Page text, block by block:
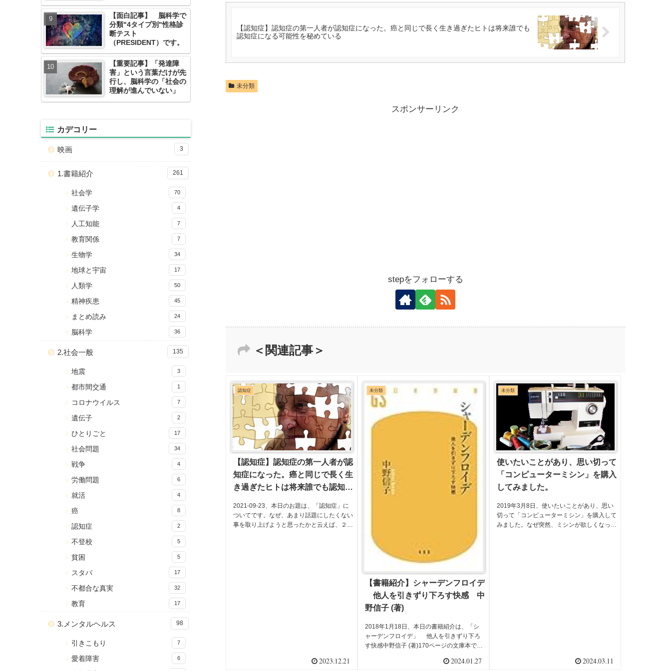
【認知症】認知症の第一人者が認知症になった。癌と同じで長く生き過ぎたヒトは将来誰でも
認知症になる可能性を秘めている
未分類
スポンサーリンク
stepをフォローする
＜関連記事＞
認知症
【認知症】認知症の第一人者が認
知症になった。癌と同じで長く生
き過ぎたヒトは将来誰でも認知症
2021-09-23、本日のお題は、「認知症」に
ついてです。なぜ、あまり話題にしたくない
事を取り上げようと思ったかと云えば、２人
2023.12.21
未分類
【書籍紹介】シャーデンフロイデ
他人を引きずり下ろす快感 中
野信子 (著)
2018年1月18日、本日の書籍紹介は、「シ
ャーデンフロイデ」 他人を引きずり下ろ
す快感中野信子 (著)170ページの文庫本です
文章は、とても読みやすく、読んでいて、立
2024.01.27
未分類
使いたいことがあり、思い切って
「コンピューターミシン」を購入
してみました。
2019年3月8日、使いたいことがあり、思い
切って「コンピューターミシン」を購入して
みました。なぜ突然、ミシンが欲しくなった
2024.03.11
Xに書込。
【面白記事】 脳科学で
分類"4タイプ別"性格診
断テスト
（PRESIDENT）です。
【重要記事】「発達障
害」という言葉だけが先
行し、脳科学の「社会の
理解が進んでいない」
カデコリー
映画 3
1.書籍紹介 261
社会学 70
遺伝子学 4
人工知能 7
教育関係 7
生物学 34
地球と宇宙 17
人類学 50
精神疾患 45
まとめ読み 24
脳科学 36
2.社会一般 135
地震 3
都市間交通 1
コロナウイルス 7
遺伝子 2
ひとりごと 17
社会問題 34
戦争 4
労働問題 6
就活 4
癌 8
認知症 2
不登校 5
貧困 5
スタバ 17
不都合な真実 32
教育 17
3.メンタルヘルス 98
引きこもり 7
愛着障害 6